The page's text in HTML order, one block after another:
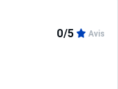
0/5 Avis